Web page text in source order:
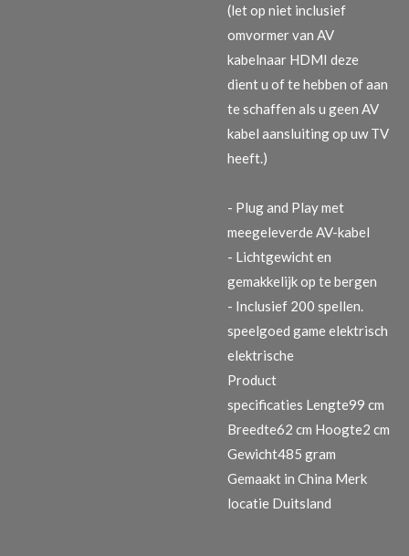
(let op niet inclusief
omvormer van AV
kabelnaar HDMI deze
dient u of te hebben of aan
te schaffen als u geen AV
kabel aansluiting op uw TV
heeft.)
- Plug and Play met
meegeleverde AV-kabel
- Lichtgewicht en
gemakkelijk op te bergen
- Inclusief 200 spellen.
speelgoed game elektrisch
elektrische
Product
specificaties Lengte99 cm
Breedte62 cm Hoogte2 cm
Gewicht485 gram
Gemaakt in China Merk
locatie Duitsland